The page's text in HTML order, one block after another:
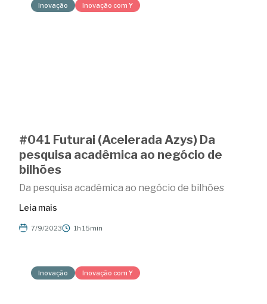
Inovação Inovação com Y
#041 Futurai (Acelerada Azys) Da
pesquisa acadêmica ao negócio de
bilhões
Da pesquisa acadêmica ao negócio de bilhões
Leia mais
7/9/2023 1h 15min
Inovação Inovação com Y